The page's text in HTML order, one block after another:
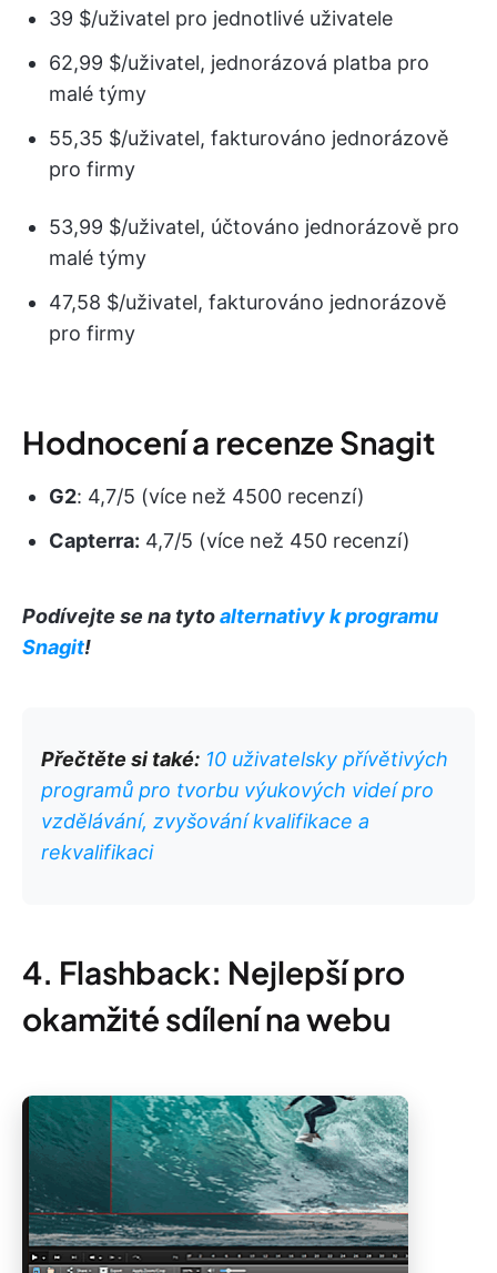
39 $/uživatel pro jednotlivé uživatele
62,99 $/uživatel, jednorázová platba pro
malé týmy
55,35 $/uživatel, fakturováno jednorázově
pro firmy
53,99 $/uživatel, účtováno jednorázově pro
malé týmy
47,58 $/uživatel, fakturováno jednorázově
pro firmy
Hodnocení a recenze Snagit
G2: 4,7/5 (více než 4500 recenzí)
Capterra: 4,7/5 (více než 450 recenzí)
Podívejte se na tytoalternativy k programu
Snagit!
Přečtěte si také: 10 uživatelsky přívětivých
programů pro tvorbu výukových videí pro
vzdělávání, zvyšování kvalifikace a
rekvalifikaci
4. Flashback: Nejlepší pro
okamžité sdílení na webu